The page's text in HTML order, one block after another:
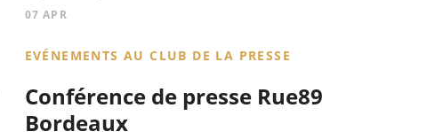
07 APR
EVÉNEMENTS AU CLUB DE LA PRESSE
Conférence de presse Rue89
Bordeaux